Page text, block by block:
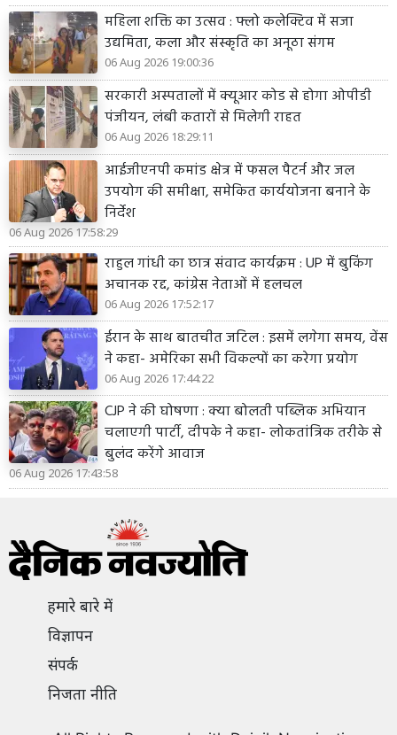
महिला शक्ति का उत्सव : फ्लो कलेक्टिव में सजा
उद्यमिता, कला और संस्कृति का अनूठा संगम
06 Aug 2026 19:00:36
सरकारी अस्पतालों में क्यूआर कोड से होगा ओपीडी
पंजीयन, लंबी कतारों से मिलेगी राहत
06 Aug 2026 18:29:11
आईजीएनपी कमांड क्षेत्र में फसल पैटर्न और जल
उपयोग की समीक्षा, समेकित कार्ययोजना बनाने के
निर्देश
06 Aug 2026 17:58:29
राहुल गांधी का छात्र संवाद कार्यक्रम : UP में बुकिंग
अचानक रद्द, कांग्रेस नेताओं में हलचल
06 Aug 2026 17:52:17
ईरान के साथ बातचीत जटिल : इसमें लगेगा समय, वेंस
ने कहा- अमेरिका सभी विकल्पों का करेगा प्रयोग
06 Aug 2026 17:44:22
CJP ने की घोषणा : क्या बोलती पब्लिक अभियान
चलाएगी पार्टी, दीपके ने कहा- लोकतांत्रिक तरीके से
बुलंद करेंगे आवाज
06 Aug 2026 17:43:58
हमारे बारे में
विज्ञापन
संपर्क
निजता नीति